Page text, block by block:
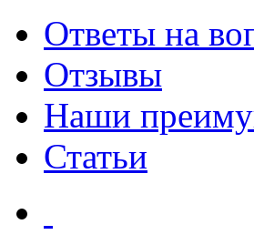
Ответы на
Отзывы
Наши
Статьи